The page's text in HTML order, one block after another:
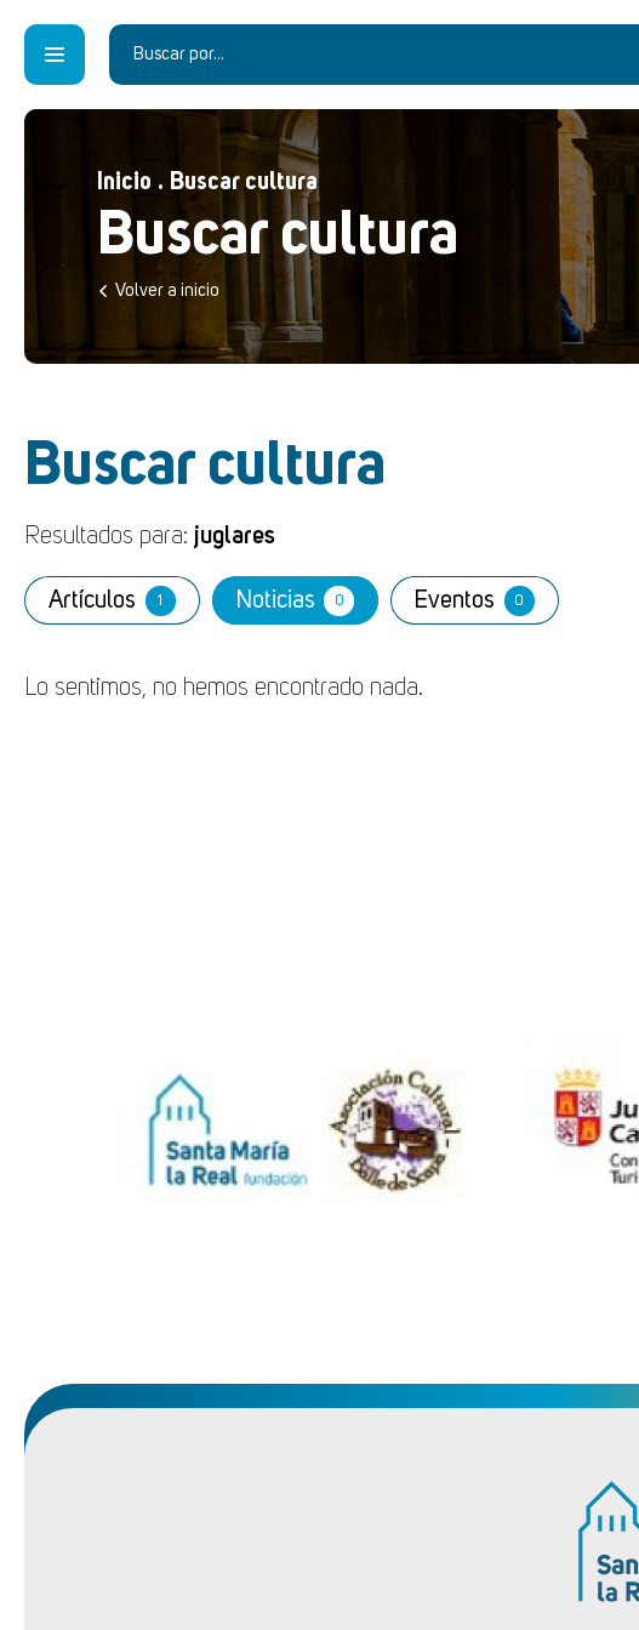
Inicio . Buscar cultura
Buscar cultura
Volver a inicio
Buscar cultura
Resultados para: juglares
Artículos 1 Noticias 0 Eventos 0
Lo sentimos, no hemos encontrado nada.